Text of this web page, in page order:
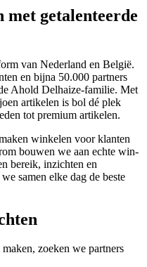
met getalenteerde
van Nederland en België.
en bijna 50.000 partners
Ahold Delhaize-familie. Met
artikelen is bol dé plek
tot premium artikelen.
winkelen voor klanten
bouwen we aan echte win-
bereik, inzichten en
samen elke dag de beste
zoeken we partners